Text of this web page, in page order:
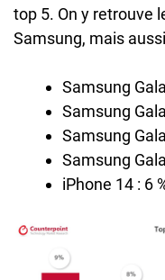
top 5. On y retrouve
Samsung, mais
Samsung
Samsung
Samsung
Samsung
iPhone 14 : 6